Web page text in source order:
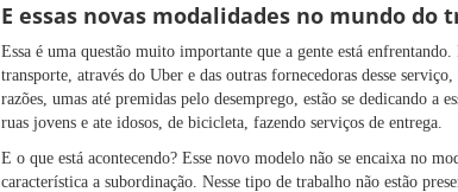
E essas novas modalidades no mundo do
Essa é uma questão muito importante que a gente está
transporte, através do Uber e das outras fornecedoras desse
razões, umas até premidas pelo desemprego, estão se dedicando a
ruas jovens e ate idosos, de bicicleta, fazendo serviços de entrega.
E o que está acontecendo? Esse novo modelo não se encaixa no
característica a subordinação. Nesse tipo de trabalho não estão